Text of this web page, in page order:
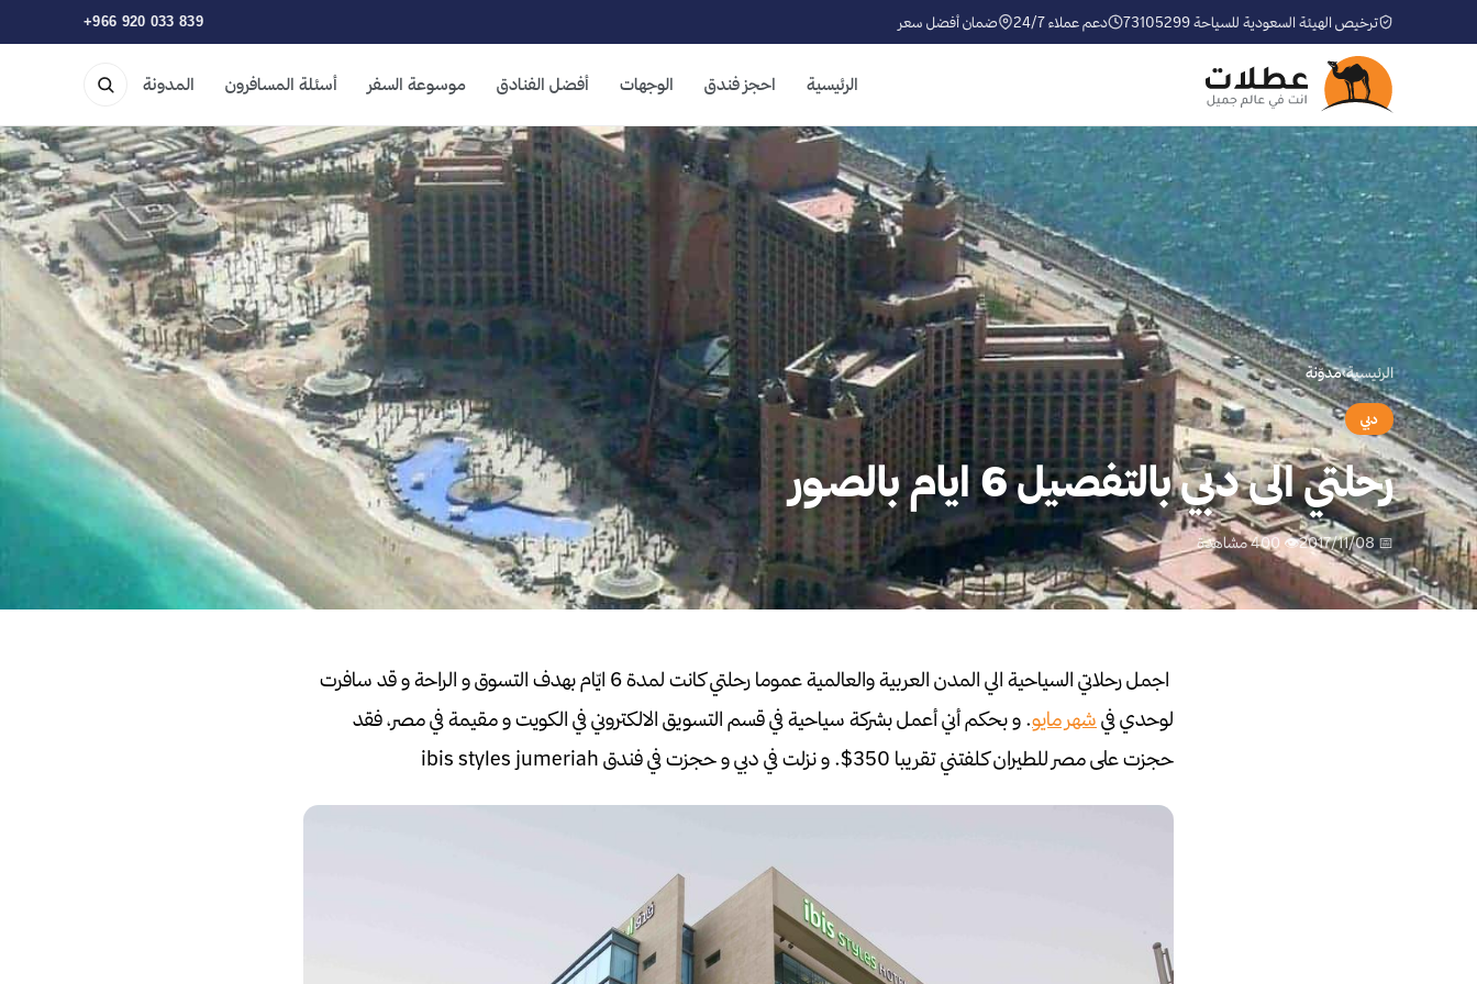
ترخيص الهيئة السعودية للسياحة 73105299 دعم عملاء 24/7 ضمان أفضل سعر +966 920 033 839
الرئيسية احجز فندق الوجهات أفضل الفنادق موسوعة السفر أسئلة المسافرون المدونة
الرئيسية›مدوّنة
دبي
رحلتي الى دبي بالتفصيل 6 ايام بالصور
📅 2017/11/08 👁 400 مشاهدة
اجمل رحلاتي السياحية الي المدن العربية والعالمية عموما رحلتي كانت لمدة 6 ايّام بهدف التسوق و الراحة و قد سافرت
لوحدي في شهر مايو. و بحكم أني أعمل بشركة سياحية في قسم التسويق الالكتروني في الكويت و مقيمة في مصر، فقد
حجزت على مصر للطيران كلفتني تقريبا 350$. و
نزلت في دبي و حجزت في فندق ibis styles jumeriah